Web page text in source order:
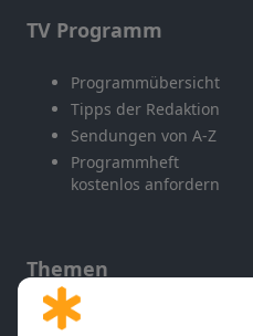
TV Programm
Programmübersicht
Tipps der Redaktion
Sendungen von A-Z
Programmheft
kostenlos anfordern
Themen
Gott und Bibel erklärt